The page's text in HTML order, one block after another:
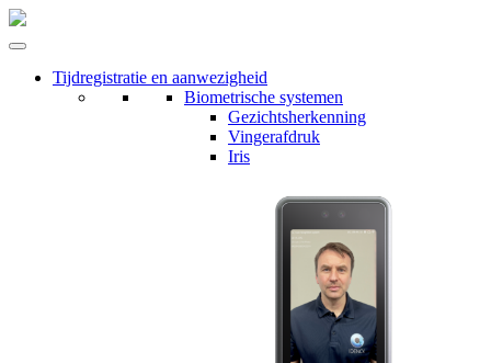
Tijdregistratie en aanwezigheid
Biometrische systemen
Gezichtsherkenning
Vingerafdruk
Iris